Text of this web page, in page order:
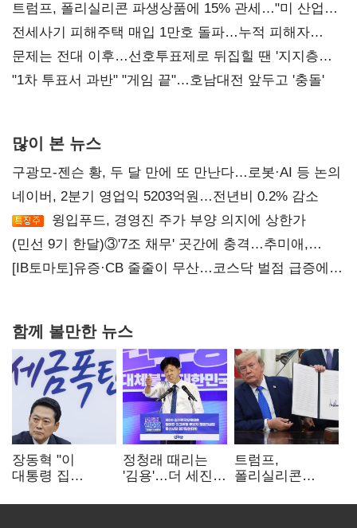
트럼프, 폴리실리콘 파생상품에 15% 관세…"미 산업
재건"
전세사기 피해주택 매입 1만호 돌파…누적 피해자
4만278명
문제는 전대 이후…선호투표제로 뒤집힐 땐 '지지층
불복'
"1차 투표서 과반" "게임 끝"…호남대전 앞두고 '충돌'
많이 본 뉴스
구광모-젠슨 황, 두 달 만에 또 만난다…로봇·AI 등 논의
네이버, 2분기 영업익 5203억원…전년비 0.2% 감소
윙입푸드, 경영진 주가 부양 의지에 상한가
(민선 9기 한달)③'7조 채무' 곳간에 충격…추미애,
20년만에 '비상재정' 선언 승부수
[IB토마토]유증·CB 줄줄이 무산…코스닥 벌점 급증에
함께 볼만한 뉴스
장동혁 "이
대통령 집
폭탄…'내로남불'"
정청래 때리는
'김용'…더 세진
입
트럼프,
폴리실리콘
관세…"미 산업